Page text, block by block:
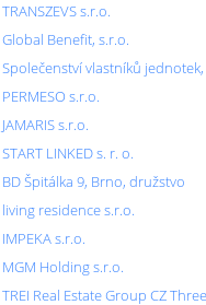
TRANSZEVS s.r.o.
Global Benefit, s.r.o.
Společenství vlastníků
PERMESO s.r.o.
JAMARIS s.r.o.
START LINKED s. r. o.
BD Špitálka 9, Brno, družstvo
living residence s.r.o.
IMPEKA s.r.o.
MGM Holding s.r.o.
TREI Real Estate Group CZ